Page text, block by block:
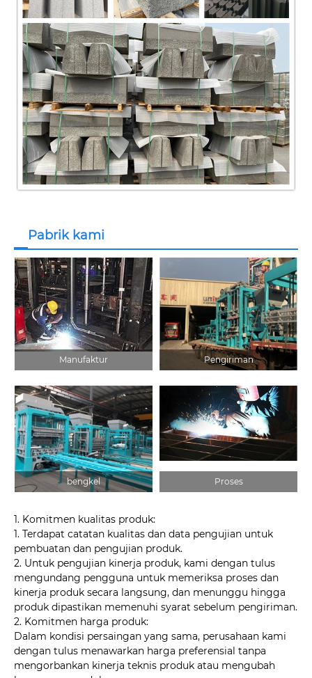
Pabrik kami
Manufaktur Pengiriman
bengkel Proses
1. Komitmen kualitas produk:
1. Terdapat catatan kualitas dan data pengujian untuk
pembuatan dan pengujian produk.
2. Untuk pengujian kinerja produk, kami dengan tulus
mengundang pengguna untuk memeriksa proses dan
kinerja produk secara langsung, dan menunggu hingga
produk dipastikan memenuhi syarat sebelum pengiriman.
2. Komitmen harga produk:
Dalam kondisi persaingan yang sama, perusahaan kami
dengan tulus menawarkan harga preferensial tanpa
mengorbankan kinerja teknis produk atau mengubah